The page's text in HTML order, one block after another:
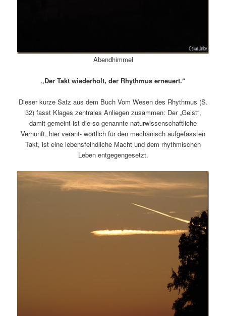
Abendhimmel
„Der Takt wiederholt, der Rhythmus erneuert.“
Dieser kurze Satz aus dem Buch Vom Wesen des Rhythmus (S.
32) fasst Klages zentrales Anliegen zusammen: Der „Geist“,
damit gemeint ist die so genannte naturwissenschaftliche
Vernunft, hier verant- wortlich für den mechanisch aufgefassten
Takt, ist eine lebensfeindliche Macht und dem rhythmischen
Leben entgegengesetzt.